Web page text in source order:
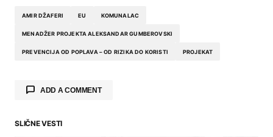
AMIR DŽAFERI EU KOMUNALAC
MENADŽER PROJEKTA ALEKSANDAR GUMBEROVSKI
PREVENCIJA OD POPLAVA – OD RIZIKA DO KORISTI PROJEKAT
ADD A COMMENT
SLIČNE VESTI